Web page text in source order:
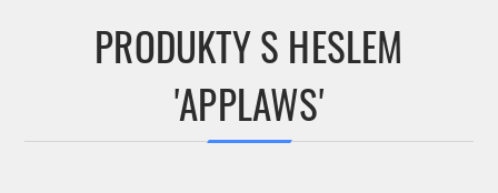
PRODUKTY S HESLEM
'APPLAWS'